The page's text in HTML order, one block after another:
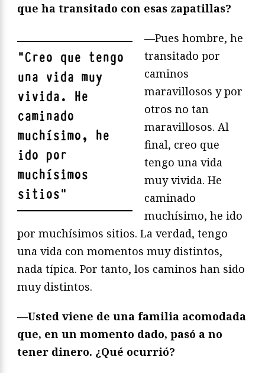
que ha transitado con esas zapatillas?
"Creo que tengo
una vida muy
vivida. He
caminado
muchísimo, he
ido por
muchísimos
sitios"
—Pues hombre, he
transitado por
caminos
maravillosos y por
otros no tan
maravillosos. Al
final, creo que
tengo una vida
muy vivida. He
caminado
muchísimo, he ido
por muchísimos sitios. La verdad, tengo
una vida con momentos muy distintos,
nada típica. Por tanto, los caminos han sido
muy distintos.
—Usted viene de una familia acomodada
que, en un momento dado, pasó a no
tener dinero. ¿Qué ocurrió?